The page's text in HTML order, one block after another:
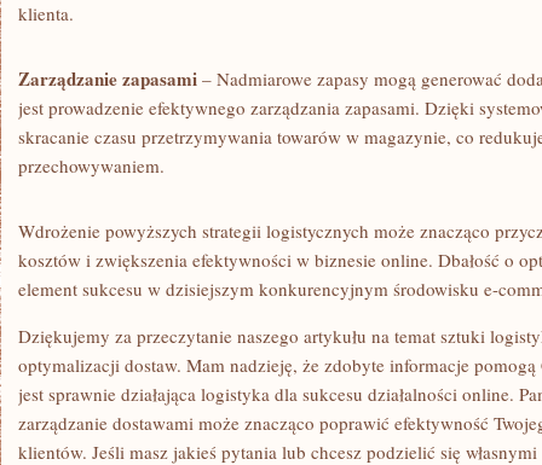
klienta.
Zarządzanie zapasami – Nadmiarowe zapasy mogą generować
jest prowadzenie efektywnego zarządzania zapasami. Dzięki
skracanie ‍czasu przetrzymywania towarów ‍w magazynie, co
przechowywaniem.
Wdrożenie powyższych ​strategii logistycznych ⁢może znacząco
kosztów i zwiększenia efektywności w biznesie online. Dbałość o
element​ sukcesu w⁢ dzisiejszym konkurencyjnym środowisku e-
Dziękujemy ⁣za przeczytanie naszego artykułu na temat ‍sztuki
optymalizacji dostaw. Mam nadzieję, że ⁤zdobyte informacje
jest⁣ sprawnie działająca logistyka dla​ sukcesu działalności online.
zarządzanie dostawami może znacząco poprawić ​efektywność⁣
klientów. Jeśli masz jakieś pytania lub ⁢chcesz podzielić się